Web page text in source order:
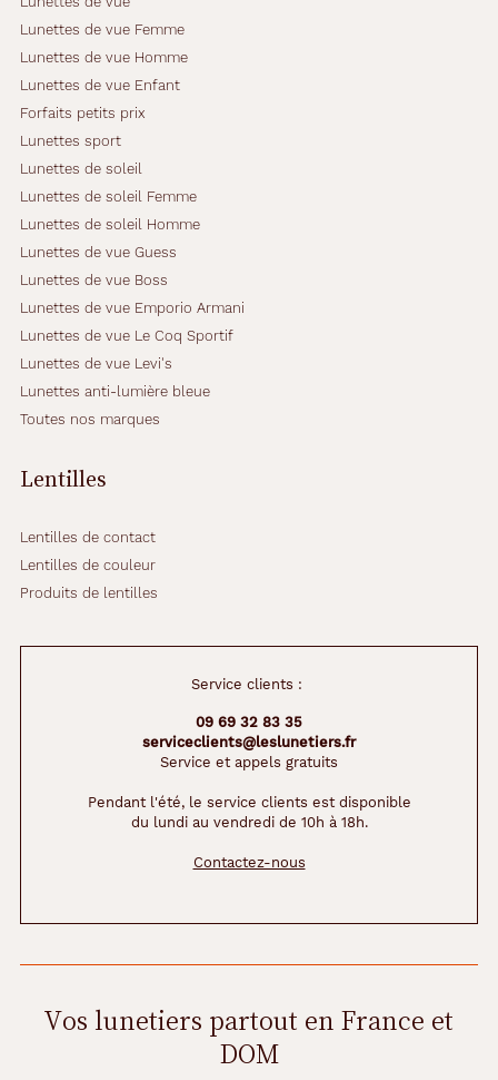
Lunettes de vue Femme
Lunettes de vue Homme
Lunettes de vue Enfant
Forfaits petits prix
Lunettes sport
Lunettes de soleil
Lunettes de soleil Femme
Lunettes de soleil Homme
Lunettes de vue Guess
Lunettes de vue Boss
Lunettes de vue Emporio Armani
Lunettes de vue Le Coq Sportif
Lunettes de vue Levi's
Lunettes anti-lumière bleue
Toutes nos marques
Lentilles
Lentilles de contact
Lentilles de couleur
Produits de lentilles
Service clients :
09 69 32 83 35
serviceclients@leslunetiers.fr
Service et appels gratuits
Pendant l'été, le service clients est disponible
du lundi au vendredi de 10h à 18h.
Contactez-nous
Vos lunetiers partout en France et
DOM